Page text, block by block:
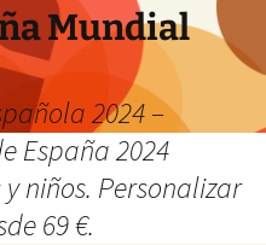
Mundial
2024 –
España 2024
niños. Personalizar
69 €.